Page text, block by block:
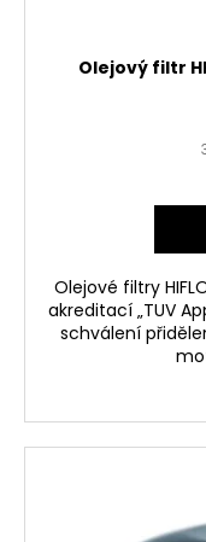
Olejový filtr
Olejové filtry
akreditací „TUV
schválení